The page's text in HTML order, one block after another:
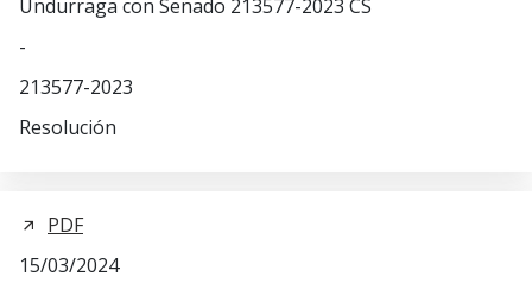
Undurraga con Senado 213577-2023 CS
-
213577-2023
Resolución
PDF
15/03/2024